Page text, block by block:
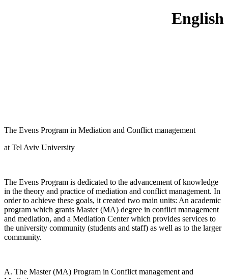
English
The Evens Program in Mediation and Conflict management
at Tel Aviv University
The Evens Program is dedicated to the advancement of knowledge
in the theory and practice of mediation and conflict management. In
order to achieve these goals, it created two main units: An academic
program which grants Master (MA) degree in conflict management
and mediation, and a Mediation Center which provides services to
the university community (students and staff) as well as to the larger
community.
A. The Master (MA) Program in Conflict management and